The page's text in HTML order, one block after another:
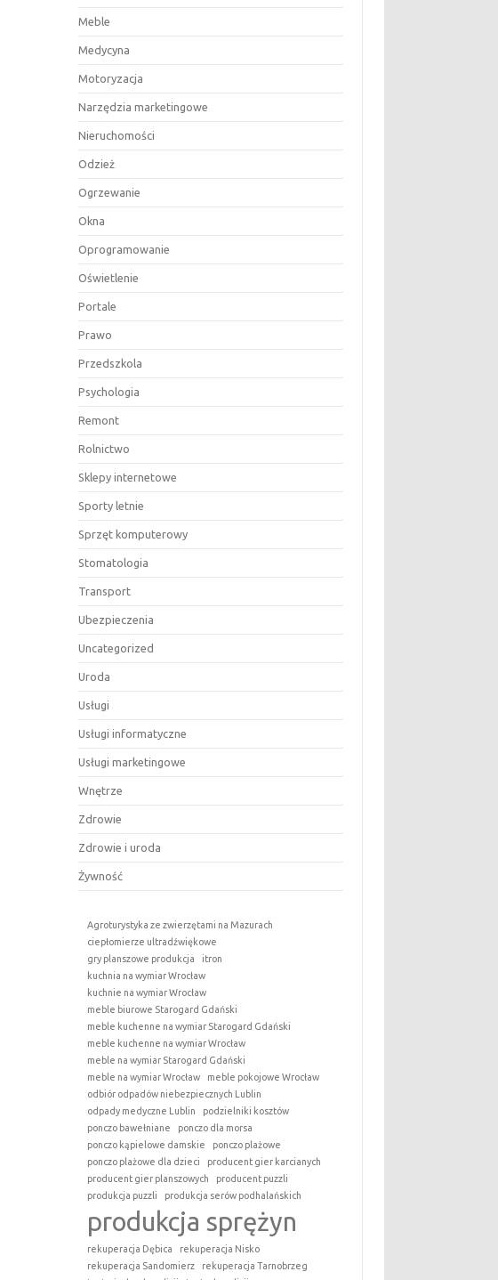
Meble
Medycyna
Motoryzacja
Narzędzia marketingowe
Nieruchomości
Odzież
Ogrzewanie
Okna
Oprogramowanie
Oświetlenie
Portale
Prawo
Przedszkola
Psychologia
Remont
Rolnictwo
Sklepy internetowe
Sporty letnie
Sprzęt komputerowy
Stomatologia
Transport
Ubezpieczenia
Uncategorized
Uroda
Usługi
Usługi informatyczne
Usługi marketingowe
Wnętrze
Zdrowie
Zdrowie i uroda
Żywność
Agroturystyka ze zwierzętami na Mazurach
ciepłomierze ultradźwiękowe
gry planszowe produkcja
itron
kuchnia na wymiar Wrocław
kuchnie na wymiar Wrocław
meble biurowe Starogard Gdański
meble kuchenne na wymiar Starogard Gdański
meble kuchenne na wymiar Wrocław
meble na wymiar Starogard Gdański
meble na wymiar Wrocław
meble pokojowe Wrocław
odbiór odpadów niebezpiecznych Lublin
odpady medyczne Lublin
podzielniki kosztów
ponczo bawełniane
ponczo dla morsa
ponczo kąpielowe damskie
ponczo plażowe
ponczo plażowe dla dzieci
producent gier karcianych
producent gier planszowych
producent puzzli
produkcja puzzli
produkcja serów podhalańskich
produkcja sprężyn
rekuperacja Dębica
rekuperacja Nisko
rekuperacja Sandomierz
rekuperacja Tarnobrzeg